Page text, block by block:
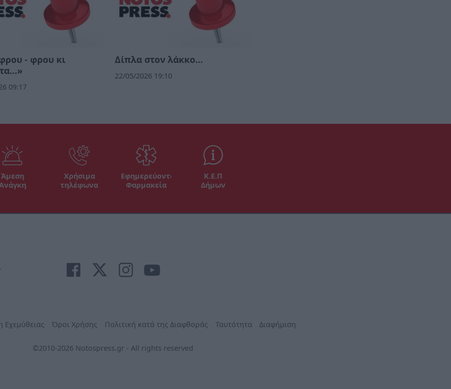
- φρου κι
09:17
Δίπλα στον λάκκο…
22/05/2026 19:10
Άμεση
Χρήσιμα
τηλέφωνα
Εφημερεύοντα
Φαρμακεία
Κ.Ε.Π
Δήμων
Εχεμύθειας Όροι Χρήσης Πολιτική κατά της Διαφθοράς Ταυτότητα Διαφήμιση
©2010-2026 Notospress.gr - All rights reserved